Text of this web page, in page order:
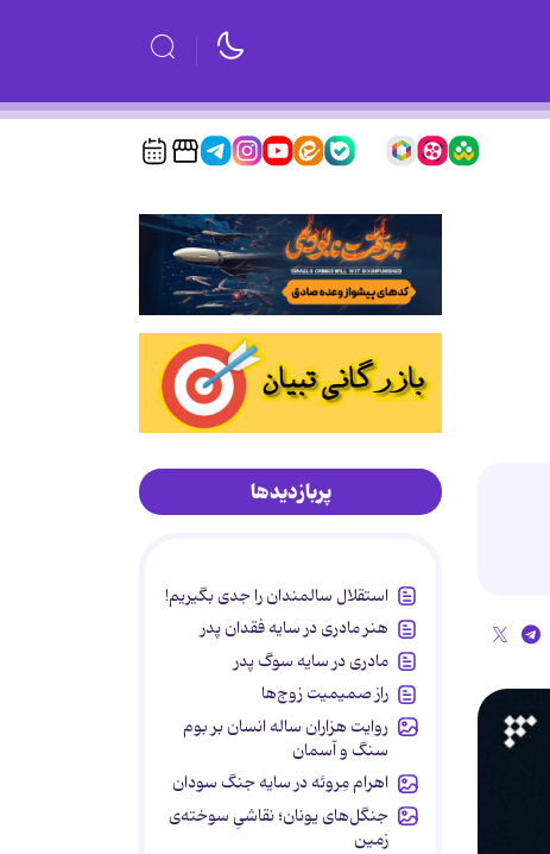
پربازدیدها
استقلال سالمندان را جدی بگیریم!
هنر مادری در سایه‌ فقدان پدر
مادری در سایه سوگ پدر
راز صمیمیت زوج‌ها
روایت هزاران ساله انسان بر بوم
سنگ و آسمان
اهرام مِروئه در سایه جنگ سودان
جنگل‌های یونان؛ نقاشیِ سوخته‌ی
زمین